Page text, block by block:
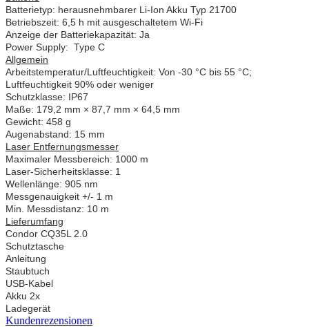
Batterietyp: herausnehmbarer Li-Ion Akku Typ 21700
Betriebszeit: 6,5 h mit ausgeschaltetem Wi-Fi
Anzeige der Batteriekapazität: Ja
Power Supply: Type C
Allgemein
Arbeitstemperatur/Luftfeuchtigkeit: Von -30 °C bis 55 °C;
Luftfeuchtigkeit 90% oder weniger
Schutzklasse: IP67
Maße: 179,2 mm × 87,7 mm × 64,5 mm
Gewicht: 458 g
Augenabstand: 15 mm
Laser Entfernungsmesser
Maximaler Messbereich: 1000 m
Laser-Sicherheitsklasse: 1
Wellenlänge: 905 nm
Messgenauigkeit +/- 1 m
Min. Messdistanz: 10 m
Lieferumfang
Condor CQ35L 2.0
Schutztasche
Anleitung
Staubtuch
USB-Kabel
Akku 2x
Ladegerät
Kundenrezensionen